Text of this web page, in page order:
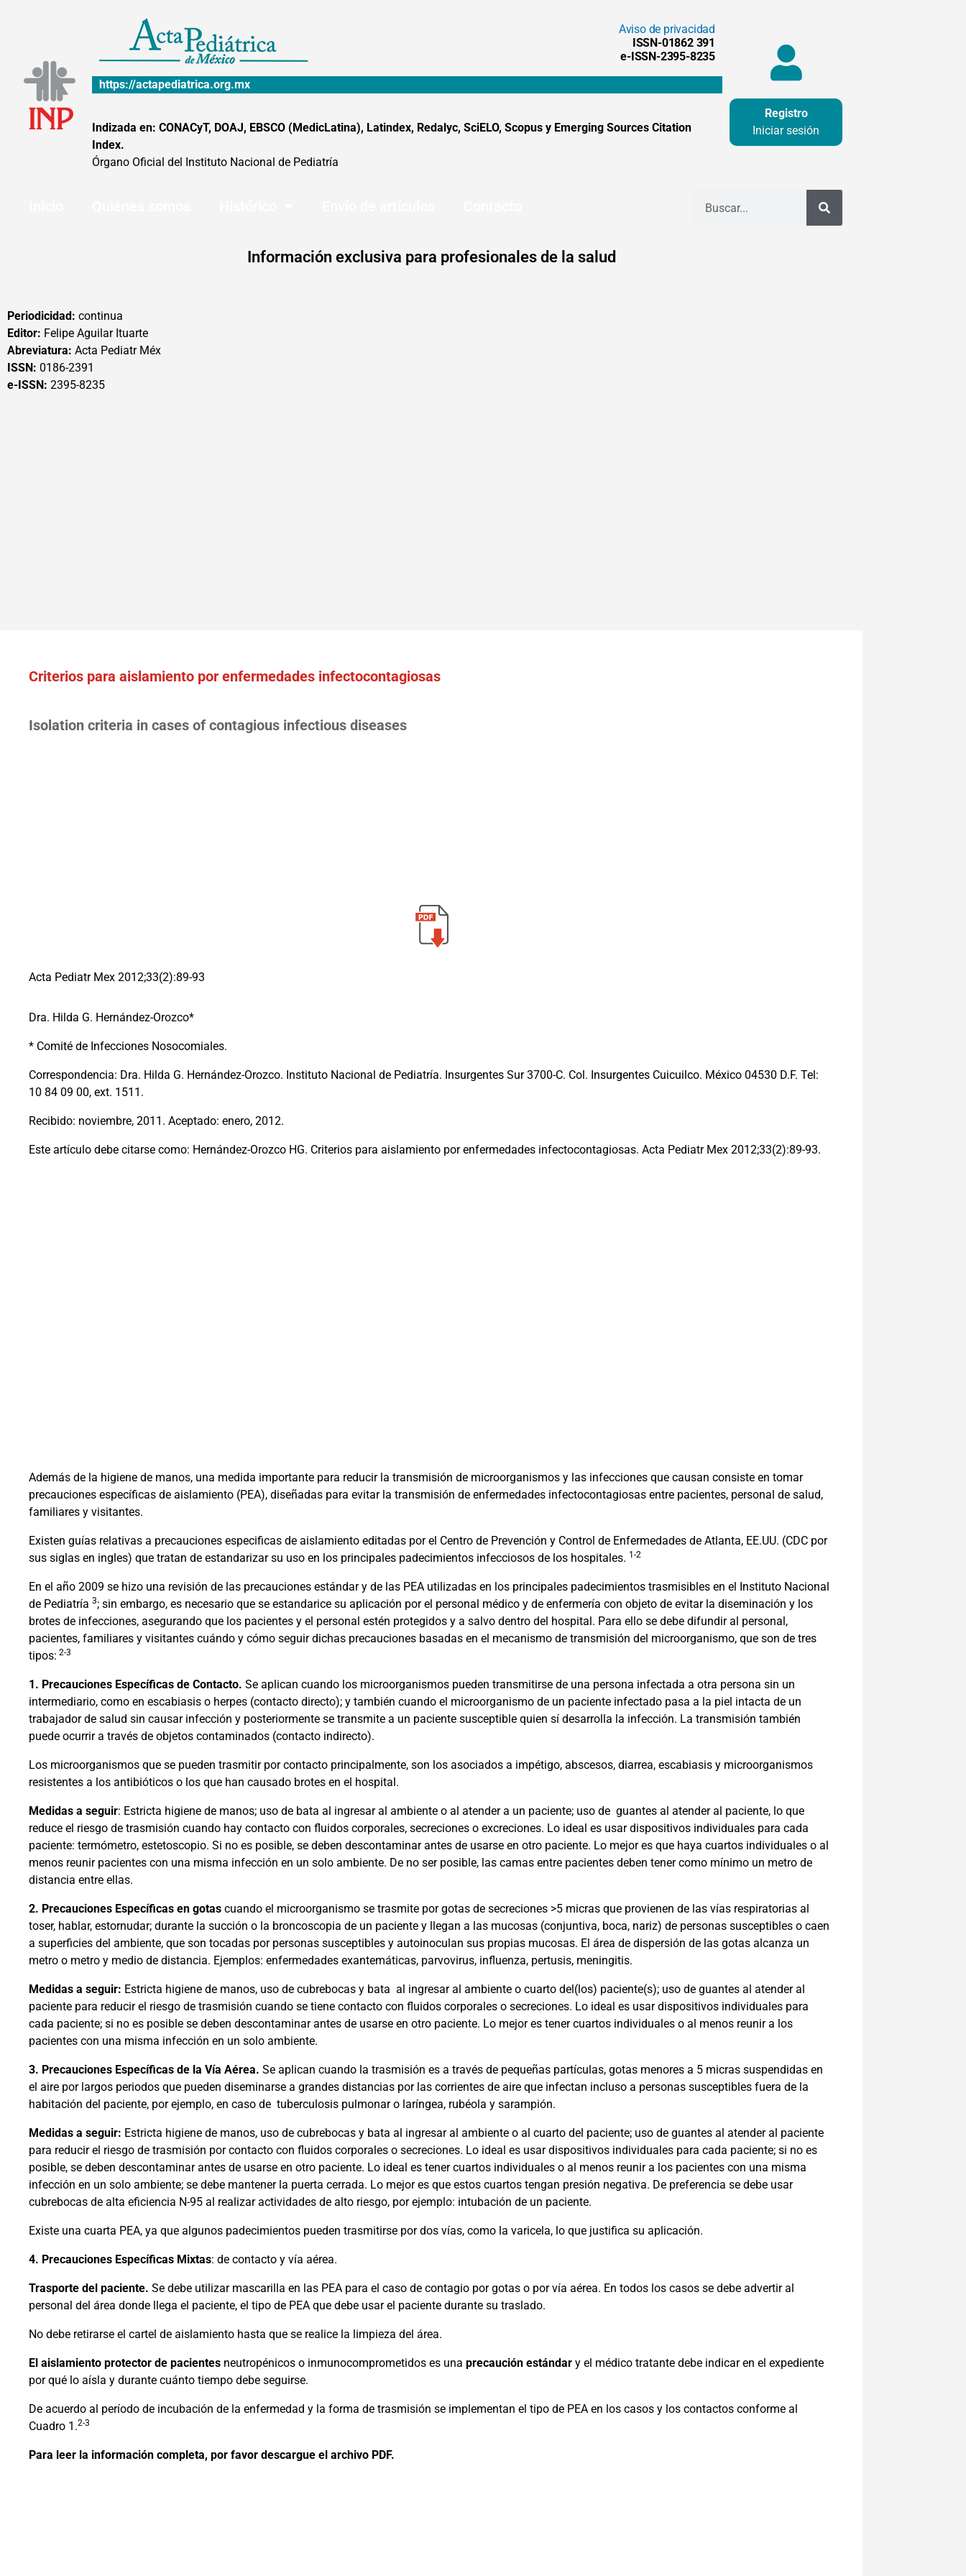
Aviso de privacidad
ISSN-01862 391
e-ISSN-2395-8235
https://actapediatrica.org.mx
Indizada en: CONACyT, DOAJ, EBSCO (MedicLatina), Latindex, Redalyc, SciELO, Scopus y Emerging Sources Citation
Index.
Órgano Oficial del Instituto Nacional de Pediatría
Registro
Iniciar sesión
Información exclusiva para profesionales de la salud
Periodicidad: continua
Editor: Felipe Aguilar Ituarte
Abreviatura: Acta Pediatr Méx
ISSN: 0186-2391
e-ISSN: 2395-8235
Criterios para aislamiento por enfermedades infectocontagiosas
Isolation criteria in cases of contagious infectious diseases
Acta Pediatr Mex 2012;33(2):89-93
Dra. Hilda G. Hernández-Orozco*
* Comité de Infecciones Nosocomiales.
Correspondencia: Dra. Hilda G. Hernández-Orozco. Instituto Nacional de Pediatría. Insurgentes Sur 3700-C. Col. Insurgentes Cuicuilco. México 04530 D.F. Tel:
10 84 09 00, ext. 1511.
Recibido: noviembre, 2011. Aceptado: enero, 2012.
Este artículo debe citarse como: Hernández-Orozco HG. Criterios para aislamiento por enfermedades infectocontagiosas. Acta Pediatr Mex 2012;33(2):89-93.
Además de la higiene de manos, una medida importante para reducir la transmisión de microorganismos y las infecciones que causan consiste en tomar
precauciones específicas de aislamiento (PEA), diseñadas para evitar la transmisión de enfermedades infectocontagiosas entre pacientes, personal de salud,
familiares y visitantes.
Existen guías relativas a precauciones especificas de aislamiento editadas por el Centro de Prevención y Control de Enfermedades de Atlanta, EE.UU. (CDC por
sus siglas en ingles) que tratan de estandarizar su uso en los principales padecimientos infecciosos de los hospitales. 1-2
En el año 2009 se hizo una revisión de las precauciones estándar y de las PEA utilizadas en los principales padecimientos trasmisibles en el Instituto Nacional
de Pediatría 3; sin embargo, es necesario que se estandarice su aplicación por el personal médico y de enfermería con objeto de evitar la diseminación y los
brotes de infecciones, asegurando que los pacientes y el personal estén protegidos y a salvo dentro del hospital. Para ello se debe difundir al personal,
pacientes, familiares y visitantes cuándo y cómo seguir dichas precauciones basadas en el mecanismo de transmisión del microorganismo, que son de tres
tipos: 2-3
1. Precauciones Específicas de Contacto. Se aplican cuando los microorganismos pueden transmitirse de una persona infectada a otra persona sin un
intermediario, como en escabiasis o herpes (contacto directo); y también cuando el microorganismo de un paciente infectado pasa a la piel intacta de un
trabajador de salud sin causar infección y posteriormente se transmite a un paciente susceptible quien sí desarrolla la infección. La transmisión también
puede ocurrir a través de objetos contaminados (contacto indirecto).
Los microorganismos que se pueden trasmitir por contacto principalmente, son los asociados a impétigo, abscesos, diarrea, escabiasis y microorganismos
resistentes a los antibióticos o los que han causado brotes en el hospital.
Medidas a seguir: Estricta higiene de manos; uso de bata al ingresar al ambiente o al atender a un paciente; uso de guantes al atender al paciente, lo que
reduce el riesgo de trasmisión cuando hay contacto con fluidos corporales, secreciones o excreciones. Lo ideal es usar dispositivos individuales para cada
paciente: termómetro, estetoscopio. Si no es posible, se deben descontaminar antes de usarse en otro paciente. Lo mejor es que haya cuartos individuales o al
menos reunir pacientes con una misma infección en un solo ambiente. De no ser posible, las camas entre pacientes deben tener como mínimo un metro de
distancia entre ellas.
2. Precauciones Específicas en gotas cuando el microorganismo se trasmite por gotas de secreciones >5 micras que provienen de las vías respiratorias al
toser, hablar, estornudar; durante la succión o la broncoscopia de un paciente y llegan a las mucosas (conjuntiva, boca, nariz) de personas susceptibles o caen
a superficies del ambiente, que son tocadas por personas susceptibles y autoinoculan sus propias mucosas. El área de dispersión de las gotas alcanza un
metro o metro y medio de distancia. Ejemplos: enfermedades exantemáticas, parvovirus, influenza, pertusis, meningitis.
Medidas a seguir: Estricta higiene de manos, uso de cubrebocas y bata al ingresar al ambiente o cuarto del(los) paciente(s); uso de guantes al atender al
paciente para reducir el riesgo de trasmisión cuando se tiene contacto con fluidos corporales o secreciones. Lo ideal es usar dispositivos individuales para
cada paciente; si no es posible se deben descontaminar antes de usarse en otro paciente. Lo mejor es tener cuartos individuales o al menos reunir a los
pacientes con una misma infección en un solo ambiente.
3. Precauciones Específicas de la Vía Aérea. Se aplican cuando la trasmisión es a través de pequeñas partículas, gotas menores a 5 micras suspendidas en
el aire por largos periodos que pueden diseminarse a grandes distancias por las corrientes de aire que infectan incluso a personas susceptibles fuera de la
habitación del paciente, por ejemplo, en caso de tuberculosis pulmonar o laríngea, rubéola y sarampión.
Medidas a seguir: Estricta higiene de manos, uso de cubrebocas y bata al ingresar al ambiente o al cuarto del paciente; uso de guantes al atender al paciente
para reducir el riesgo de trasmisión por contacto con fluidos corporales o secreciones. Lo ideal es usar dispositivos individuales para cada paciente; si no es
posible, se deben descontaminar antes de usarse en otro paciente. Lo ideal es tener cuartos individuales o al menos reunir a los pacientes con una misma
infección en un solo ambiente; se debe mantener la puerta cerrada. Lo mejor es que estos cuartos tengan presión negativa. De preferencia se debe usar
cubrebocas de alta eficiencia N-95 al realizar actividades de alto riesgo, por ejemplo: intubación de un paciente.
Existe una cuarta PEA, ya que algunos padecimientos pueden trasmitirse por dos vías, como la varicela, lo que justifica su aplicación.
4. Precauciones Específicas Mixtas: de contacto y vía aérea.
Trasporte del paciente. Se debe utilizar mascarilla en las PEA para el caso de contagio por gotas o por vía aérea. En todos los casos se debe advertir al
personal del área donde llega el paciente, el tipo de PEA que debe usar el paciente durante su traslado.
No debe retirarse el cartel de aislamiento hasta que se realice la limpieza del área.
El aislamiento protector de pacientes neutropénicos o inmunocomprometidos es una precaución estándar y el médico tratante debe indicar en el expediente
por qué lo aísla y durante cuánto tiempo debe seguirse.
De acuerdo al período de incubación de la enfermedad y la forma de trasmisión se implementan el tipo de PEA en los casos y los contactos conforme al
Cuadro 1.2-3
Para leer la información completa, por favor descargue el archivo PDF.